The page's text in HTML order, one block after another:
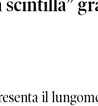
scintilla”
il